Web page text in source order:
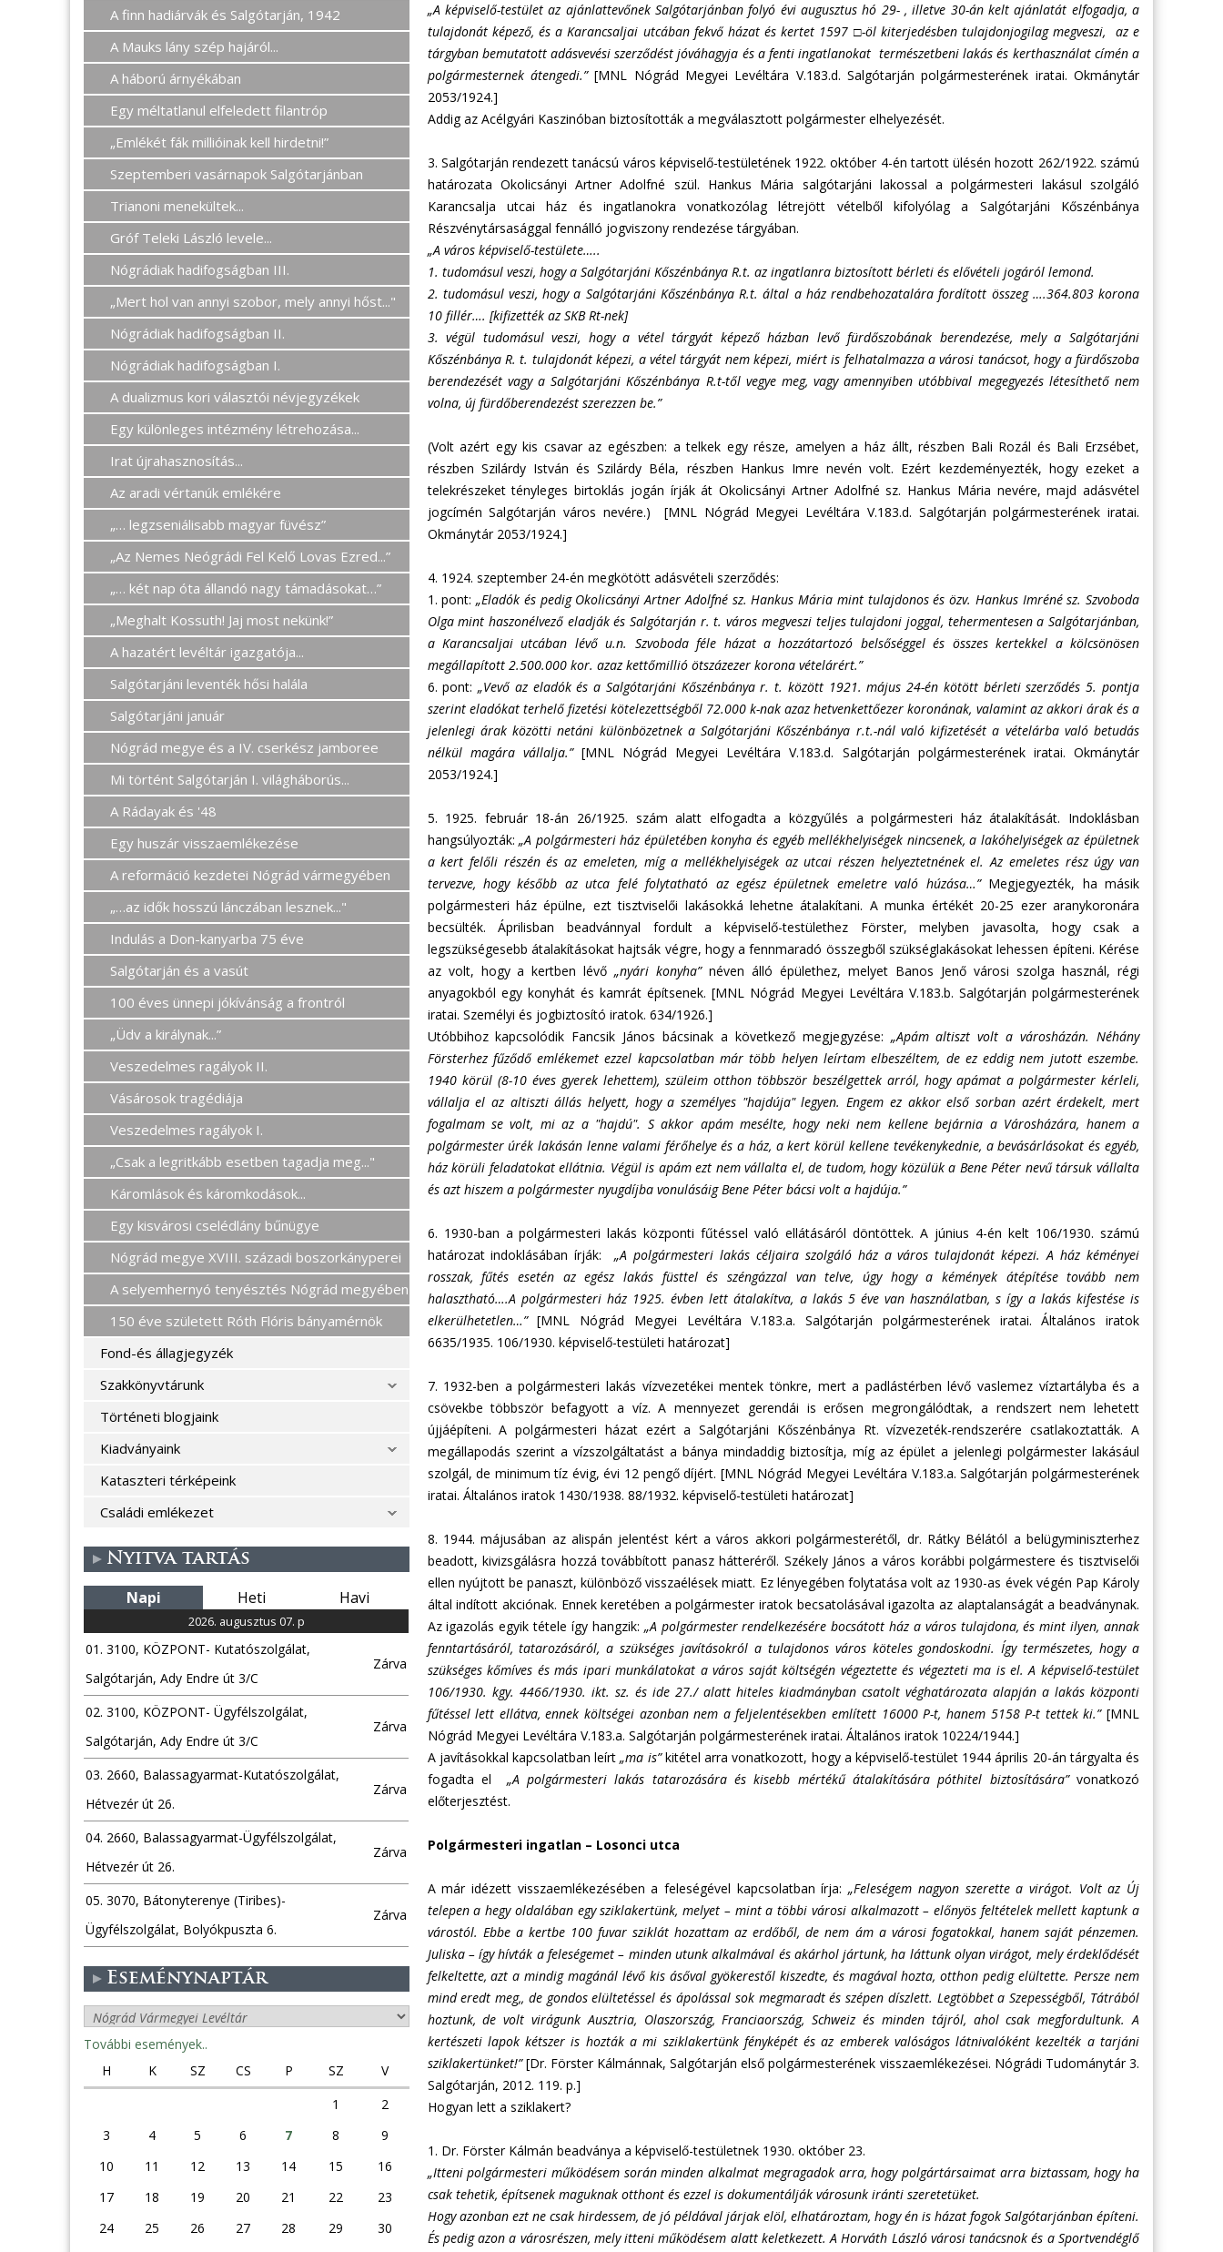
„A képviselő-testület az ajánlattevőnek Salgótarjánban folyó évi augusztus hó 29- , illetve 30-án kelt ajánlatát elfogadja, a
tulajdonát képező, és a Karancsaljai utcában fekvő házat és kertet 1597 □-öl kiterjedésben tulajdonjogilag megveszi, az e
tárgyban bemutatott adásvevési szerződést jóváhagyja és a fenti ingatlanokat természetbeni lakás és kerthasználat címén a
polgármesternek átengedi.”[MNL Nógrád Megyei Levéltára V.183.d. Salgótarján polgármesterének iratai. Okmánytár
2053/1924.]
Addig az Acélgyári Kaszinóban biztosították a megválasztott polgármester elhelyezését.
3. Salgótarján rendezett tanácsú város képviselő-testületének 1922. október 4-én tartott ülésén hozott 262/1922. számú
határozata Okolicsányi Artner Adolfné szül. Hankus Mária salgótarjáni lakossal a polgármesteri lakásul szolgáló
Karancsalja utcai ház és ingatlanokra vonatkozólag létrejött vételből kifolyólag a Salgótarjáni Kőszénbánya
Részvénytársasággal fennálló jogviszony rendezése tárgyában.
„A város képviselő-testülete…..
1. tudomásul veszi, hogy a Salgótarjáni Kőszénbánya R.t. az ingatlanra biztosított bérleti és elővételi jogáról lemond.
2. tudomásul veszi, hogy a Salgótarjáni Kőszénbánya R.t. által a ház rendbehozatalára fordított összeg ….364.803 korona
10 fillér…. [kifizették az SKB Rt-nek]
3. végül tudomásul veszi, hogy a vétel tárgyát képező házban levő fürdőszobának berendezése, mely a Salgótarjáni
Kőszénbánya R. t. tulajdonát képezi, a vétel tárgyát nem képezi, miért is felhatalmazza a városi tanácsot, hogy a fürdőszoba
berendezését vagy a Salgótarjáni Kőszénbánya R.t-től vegye meg, vagy amennyiben utóbbival megegyezés létesíthető nem
volna, új fürdőberendezést szerezzen be.”
(Volt azért egy kis csavar az egészben: a telkek egy része, amelyen a ház állt, részben Bali Rozál és Bali Erzsébet,
részben Szilárdy István és Szilárdy Béla, részben Hankus Imre nevén volt. Ezért kezdeményezték, hogy ezeket a
telekrészeket tényleges birtoklás jogán írják át Okolicsányi Artner Adolfné sz. Hankus Mária nevére, majd adásvétel
jogcímén Salgótarján város nevére.) [MNL Nógrád Megyei Levéltára V.183.d. Salgótarján polgármesterének iratai.
Okmánytár 2053/1924.]
4. 1924. szeptember 24-én megkötött adásvételi szerződés:
1. pont:„Eladók és pedig Okolicsányi Artner Adolfné sz. Hankus Mária mint tulajdonos és özv. Hankus Imréné sz. Szvoboda
Olga mint haszonélvező eladják és Salgótarján r. t. város megveszi teljes tulajdoni joggal, tehermentesen a Salgótarjánban,
a Karancsaljai utcában lévő u.n. Szvoboda féle házat a hozzátartozó belsőséggel és összes kertekkel a kölcsönösen
megállapított 2.500.000 kor. azaz kettőmillió ötszázezer korona vételárért.”
6. pont:„Vevő az eladók és a Salgótarjáni Kőszénbánya r. t. között 1921. május 24-én kötött bérleti szerződés 5. pontja
szerint eladókat terhelő fizetési kötelezettségből 72.000 k-nak azaz hetvenkettőezer koronának, valamint az akkori árak és a
jelenlegi árak közötti netáni különbözetnek a Salgótarjáni Kőszénbánya r.t.-nál való kifizetését a vételárba való betudás
nélkül magára vállalja.”[MNL Nógrád Megyei Levéltára V.183.d. Salgótarján polgármesterének iratai. Okmánytár
2053/1924.]
5. 1925. február 18-án 26/1925. szám alatt elfogadta a közgyűlés a polgármesteri ház átalakítását. Indoklásban
hangsúlyozták:„A polgármesteri ház épületében konyha és egyéb mellékhelyiségek nincsenek, a lakóhelyiségek az épületnek
a kert felőli részén és az emeleten, míg a mellékhelyiségek az utcai részen helyeztetnének el. Az emeletes rész úgy van
tervezve, hogy később az utca felé folytatható az egész épületnek emeletre való húzása…”Megjegyezték, ha másik
polgármesteri ház épülne, ezt tisztviselői lakásokká lehetne átalakítani. A munka értékét 20-25 ezer aranykoronára
becsülték. Áprilisban beadvánnyal fordult a képviselő-testülethez Förster, melyben javasolta, hogy csak a
legszükségesebb átalakításokat hajtsák végre, hogy a fennmaradó összegből szükséglakásokat lehessen építeni. Kérése
az volt, hogy a kertben lévő„nyári konyha”néven álló épülethez, melyet Banos Jenő városi szolga használ, régi
anyagokból egy konyhát és kamrát építsenek. [MNL Nógrád Megyei Levéltára V.183.b. Salgótarján polgármesterének
iratai. Személyi és jogbiztosító iratok. 634/1926.]
Utóbbihoz kapcsolódik Fancsik János bácsinak a következő megjegyzése: „Apám altiszt volt a városházán. Néhány
Försterhez fűződő emlékemet ezzel kapcsolatban már több helyen leírtam elbeszéltem, de ez eddig nem jutott eszembe.
1940 körül (8-10 éves gyerek lehettem), szüleim otthon többször beszélgettek arról, hogy apámat a polgármester kérleli,
vállalja el az altiszti állás helyett, hogy a személyes "hajdúja" legyen. Engem ez akkor első sorban azért érdekelt, mert
fogalmam se volt, mi az a "hajdú". S akkor apám mesélte, hogy neki nem kellene bejárnia a Városházára, hanem a
polgármester úrék lakásán lenne valami férőhelye és a ház, a kert körül kellene tevékenykednie, a bevásárlásokat és egyéb,
ház körüli feladatokat ellátnia. Végül is apám ezt nem vállalta el, de tudom, hogy közülük a Bene Péter nevű társuk vállalta
és azt hiszem a polgármester nyugdíjba vonulásáig Bene Péter bácsi volt a hajdúja.”
6. 1930-ban a polgármesteri lakás központi fűtéssel való ellátásáról döntöttek. A június 4-én kelt 106/1930. számú
határozat indoklásában írják:„A polgármesteri lakás céljaira szolgáló ház a város tulajdonát képezi. A ház kéményei
rosszak, fűtés esetén az egész lakás füsttel és széngázzal van telve, úgy hogy a kémények átépítése tovább nem
halasztható….A polgármesteri ház 1925. évben lett átalakítva, a lakás 5 éve van használatban, s így a lakás kifestése is
elkerülhetetlen…”[MNL Nógrád Megyei Levéltára V.183.a. Salgótarján polgármesterének iratai. Általános iratok
6635/1935. 106/1930. képviselő-testületi határozat]
7. 1932-ben a polgármesteri lakás vízvezetékei mentek tönkre, mert a padlástérben lévő vaslemez víztartályba és a
csövekbe többször befagyott a víz. A mennyezet gerendái is erősen megrongálódtak, a rendszert nem lehetett
újjáépíteni. A polgármesteri házat ezért a Salgótarjáni Kőszénbánya Rt. vízvezeték-rendszerére csatlakoztatták. A
megállapodás szerint a vízszolgáltatást a bánya mindaddig biztosítja, míg az épület a jelenlegi polgármester lakásául
szolgál, de minimum tíz évig, évi 12 pengő díjért. [MNL Nógrád Megyei Levéltára V.183.a. Salgótarján polgármesterének
iratai. Általános iratok 1430/1938. 88/1932. képviselő-testületi határozat]
8. 1944. májusában az alispán jelentést kért a város akkori polgármesterétől, dr. Rátky Bélától a belügyminiszterhez
beadott, kivizsgálásra hozzá továbbított panasz hátteréről. Székely János a város korábbi polgármestere és tisztviselői
ellen nyújtott be panaszt, különböző visszaélések miatt. Ez lényegében folytatása volt az 1930-as évek végén Pap Károly
által indított akciónak. Ennek keretében a polgármester iratok becsatolásával igazolta az alaptalanságát a beadványnak.
Az igazolás egyik tétele így hangzik: „A polgármester rendelkezésére bocsátott ház a város tulajdona, és mint ilyen, annak
fenntartásáról, tatarozásáról, a szükséges javításokról a tulajdonos város köteles gondoskodni. Így természetes, hogy a
szükséges kőmíves és más ipari munkálatokat a város saját költségén végeztette és végezteti ma is el. A képviselő-testület
106/1930. kgy. 4466/1930. ikt. sz. és ide 27./ alatt hiteles kiadmányban csatolt véghatározata alapján a lakás központi
fűtéssel lett ellátva, ennek költségei azonban nem a feljelentésekben említett 16000 P-t, hanem 5158 P-t tettek ki.”[MNL
Nógrád Megyei Levéltára V.183.a. Salgótarján polgármesterének iratai. Általános iratok 10224/1944.]
A javításokkal kapcsolatban leírt„ma is”kitétel arra vonatkozott, hogy a képviselő-testület 1944 április 20-án tárgyalta és
fogadta el „A polgármesteri lakás tatarozására és kisebb mértékű átalakítására póthitel biztosítására”vonatkozó
előterjesztést.
Polgármesteri ingatlan – Losonci utca
A már idézett visszaemlékezésében a feleségével kapcsolatban írja:„Feleségem nagyon szerette a virágot. Volt az Új
telepen a hegy oldalában egy sziklakertünk, melyet – mint a többi városi alkalmazott – előnyös feltételek mellett kaptunk a
várostól. Ebbe a kertbe 100 fuvar sziklát hozattam az erdőből, de nem ám a városi fogatokkal, hanem saját pénzemen.
Juliska – így hívták a feleségemet – minden utunk alkalmával és akárhol jártunk, ha láttunk olyan virágot, mely érdeklődését
felkeltette, azt a mindig magánál lévő kis ásőval gyökerestől kiszedte, és magával hozta, otthon pedig elültette. Persze nem
mind eredt meg,, de gondos elültetéssel és ápolással sok megmaradt és szépen díszlett. Legtöbbet a Szepességből, Tátrából
hoztunk, de volt virágunk Ausztria, Olaszország, Franciaország, Schweiz és minden tájról, ahol csak megfordultunk. A
kertészeti lapok kétszer is hozták a mi sziklakertünk fényképét és az emberek valóságos látnivalóként kezelték a tarjáni
sziklakertünket!”[Dr. Förster Kálmánnak, Salgótarján első polgármesterének visszaemlékezései. Nógrádi Tudománytár 3.
Salgótarján, 2012. 119. p.]
Hogyan lett a sziklakert?
1. Dr. Förster Kálmán beadványa a képviselő-testületnek 1930. október 23.
„Itteni polgármesteri működésem során minden alkalmat megragadok arra, hogy polgártársaimat arra biztassam, hogy ha
csak tehetik, építsenek maguknak otthont és ezzel is dokumentálják városunk iránti szeretetüket.
Hogy azonban ezt ne csak hirdessem, de jó példával járjak elöl, elhatároztam, hogy én is házat fogok Salgótarjánban építeni.
És pedig azon a városrészen, mely itteni működésem alatt keletkezett. A Horváth László városi tanácsnok és a Sportvendéglő
A finn hadiárvák és Salgótarján, 1942
A Mauks lány szép hajáról...
A háború árnyékában
Egy méltatlanul elfeledett filantróp
„Emlékét fák millióinak kell hirdetni!”
Szeptemberi vasárnapok Salgótarjánban
Trianoni menekültek...
Gróf Teleki László levele...
Nógrádiak hadifogságban III.
„Mert hol van annyi szobor, mely annyi hőst..."
Nógrádiak hadifogságban II.
Nógrádiak hadifogságban I.
A dualizmus kori választói névjegyzékek
Egy különleges intézmény létrehozása...
Irat újrahasznosítás...
Az aradi vértanúk emlékére
„… legzseniálisabb magyar füvész”
„Az Nemes Neógrádi Fel Kelő Lovas Ezred...”
„… két nap óta állandó nagy támadásokat…”
„Meghalt Kossuth! Jaj most nekünk!”
A hazatért levéltár igazgatója...
Salgótarjáni leventék hősi halála
Salgótarjáni január
Nógrád megye és a IV. cserkész jamboree
Mi történt Salgótarján I. világháborús...
A Rádayak és '48
Egy huszár visszaemlékezése
A reformáció kezdetei Nógrád vármegyében
„…az idők hosszú lánczában lesznek..."
Indulás a Don-kanyarba 75 éve
Salgótarján és a vasút
100 éves ünnepi jókívánság a frontról
„Üdv a királynak...”
Veszedelmes ragályok II.
Vásárosok tragédiája
Veszedelmes ragályok I.
„Csak a legritkább esetben tagadja meg..."
Káromlások és káromkodások...
Egy kisvárosi cselédlány bűnügye
Nógrád megye XVIII. századi boszorkányperei
A selyemhernyó tenyésztés Nógrád megyében
150 éve született Róth Flóris bányamérnök
Fond-és állagjegyzék
Szakkönyvtárunk
Történeti blogjaink
Kiadványaink
Kataszteri térképeink
Családi emlékezet
Nyitva tartás
Napi Heti Havi
2026. augusztus 07. p
01. 3100, KÖZPONT- Kutatószolgálat,
Salgótarján, Ady Endre út 3/C
Zárva
02. 3100, KÖZPONT- Ügyfélszolgálat,
Salgótarján, Ady Endre út 3/C
Zárva
03. 2660, Balassagyarmat-Kutatószolgálat,
Hétvezér út 26.
Zárva
04. 2660, Balassagyarmat-Ügyfélszolgálat,
Hétvezér út 26.
Zárva
05. 3070, Bátonyterenye (Tiribes)-
Ügyfélszolgálat, Bolyókpuszta 6.
Zárva
Eseménynaptár
További események..
H
K SZ CS P SZ
V
1
2
3
4 5 6 7 8
9
10
11 12 13 14 15
16
17
18 19 20 21 22
23
24
25 26 27 28 29
30